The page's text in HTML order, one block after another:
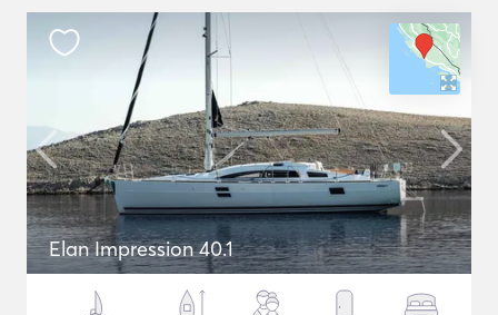
Elan Impression 40.1